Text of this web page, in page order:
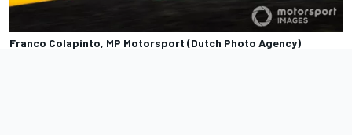
Franco Colapinto, MP Motorsport (Dutch Photo Agency)